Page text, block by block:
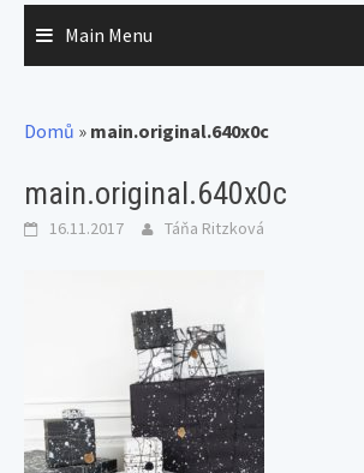
Main Menu
Domů » main.original.640x0c
main.original.640x0c
16.11.2017 Táňa Ritzková